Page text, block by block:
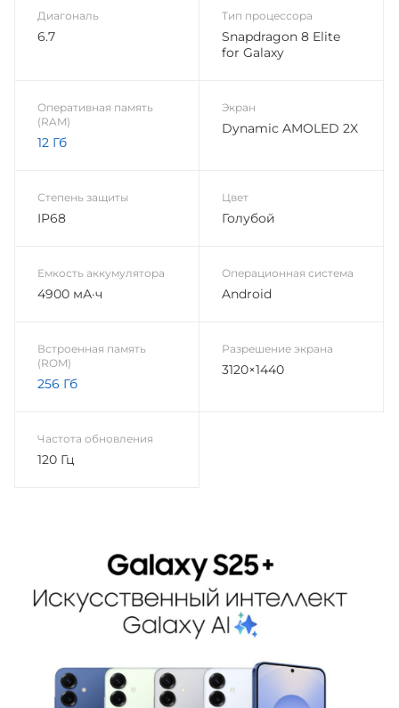
Диагональ
6.7
Тип процессора
Snapdragon 8 Elite
for Galaxy
Оперативная память
(RAM)
12 Гб
Экран
Dynamic AMOLED 2X
Степень защиты
IP68
Цвет
Голубой
Емкость аккумулятора
4900 мА·ч
Операционная система
Android
Встроенная память
(ROM)
256 Гб
Разрешение экрана
3120×1440
Частота обновления
120 Гц